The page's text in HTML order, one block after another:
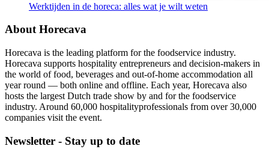
Werktijden in de horeca: alles wat je wilt weten
About Horecava
Horecava is the leading platform for the foodservice industry.
Horecava supports hospitality entrepreneurs and decision-makers in
the world of food, beverages and out-of-home accommodation all
year round — both online and offline. Each year, Horecava also
hosts the largest Dutch trade show by and for the foodservice
industry. Around 60,000 hospitalityprofessionals from over 30,000
companies visit the event.
Newsletter - Stay up to date